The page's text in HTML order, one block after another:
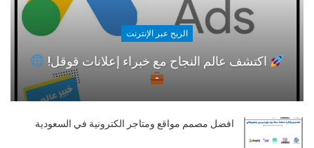
الربح عبر الإنترنت
اكتشف عالم النجاح مع خبراء إعلانات قوقل!
افضل مصمم مواقع ومتاجر الكترونية في السعودية